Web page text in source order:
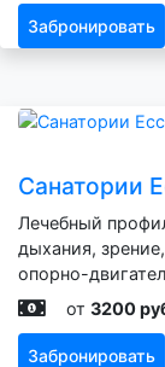
Забронировать
Санатории
Лечебный
дыхания,
опорно-
от 3200
Забронировать